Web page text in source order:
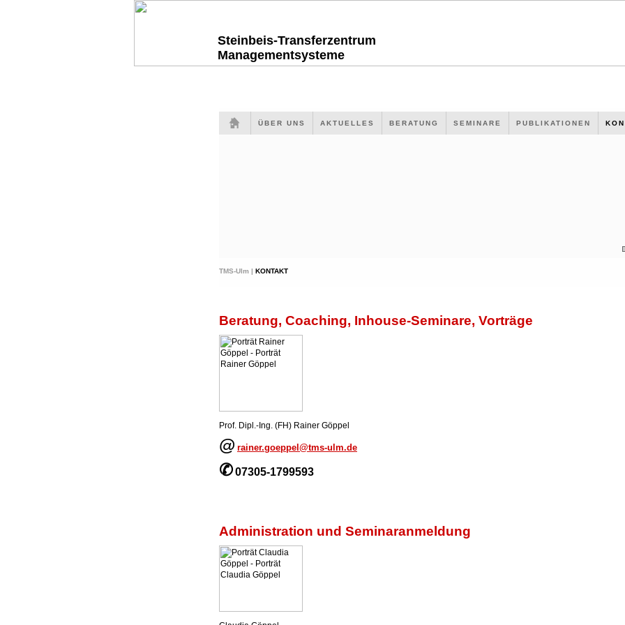
Steinbeis-Transferzentrum
Managementsysteme
ÜBER UNS AKTUELLES BERATUNG SEMINARE PUBLIKATIONEN
TMS-Ulm | KONTAKT
Beratung, Coaching, Inhouse-Seminare, Vorträge
Prof. Dipl.-Ing. (FH) Rainer Göppel
@ rainer.goeppel@tms-ulm.de
✆07305-1799593
Administration und Seminaranmeldung